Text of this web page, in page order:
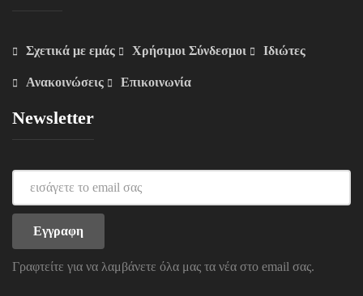
Σχετικά με εμάς Χρήσιμοι Σύνδεσμοι Ιδιώτες
Ανακοινώσεις Επικοινωνία
Newsletter
Γραφτείτε για να λαμβάνετε όλα μας τα νέα στο email σας.